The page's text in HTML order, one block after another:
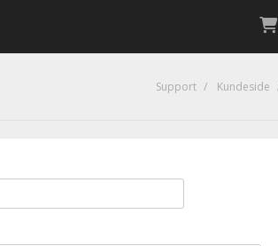
Support Kundeside